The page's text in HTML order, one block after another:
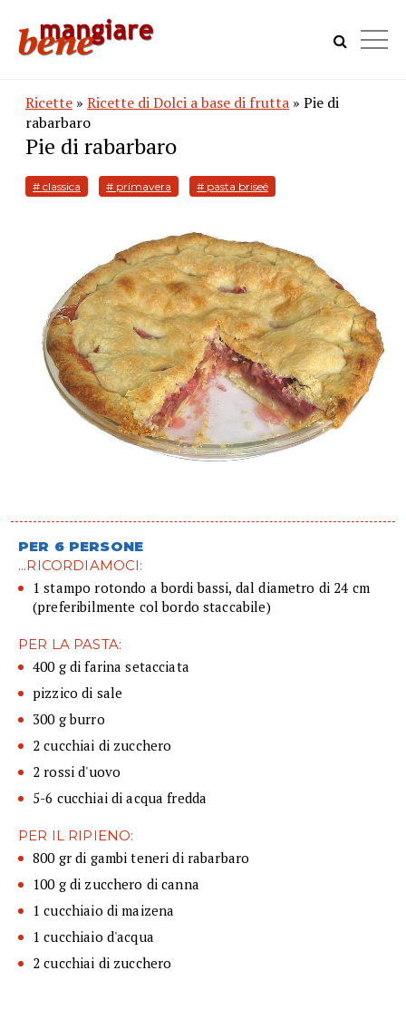
Ricette » Ricette di Dolci a base di frutta » Pie di
rabarbaro
Pie di rabarbaro
# classica # primavera # pasta briseé
PER 6 PERSONE
...RICORDIAMOCI:
1 stampo rotondo a bordi bassi, dal diametro di 24 cm
(preferibilmente col bordo staccabile)
PER LA PASTA:
400 g di farina setacciata
pizzico di sale
300 g burro
2 cucchiai di zucchero
2 rossi d'uovo
5-6 cucchiai di acqua fredda
PER IL RIPIENO:
800 gr di gambi teneri di rabarbaro
100 g di zucchero di canna
1 cucchiaio di maizena
1 cucchiaio d'acqua
2 cucchiai di zucchero